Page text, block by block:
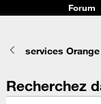
Forum
services Orange
Recherchez